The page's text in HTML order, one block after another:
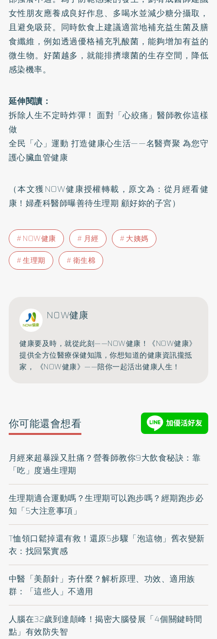
女性朋友應養成良好作息、多喝水並減少糖分攝取，
且避免吸菸。同時飲食上建議適當地補充益生菌及膳
食纖維，例如透過優格補充乳酸菌，能夠增加有益的
微生物。好菌越多，就能排擠壞菌的生存空間，降低
感染機率。
延伸閱讀：
拆除人生不定時炸彈！ 面對「心絞痛」醫師教你這樣
做
全民「心」運動 打造健康心生活——名醫齊聚 為您守
護心臟血管健康
（本文獲NOW健康授權轉載，原文為： 從月經看健
康！婦產科醫師曝善待生理期 顧好妳的子宮）
NOW健康 月經
大姨媽
生理期
衛生棉
NOW健康
健康要及時，就從此刻——NOW健康！《NOW健康》
提供全方位醫療保健知識，你想知道的健康資訊攏抵
家， 《NOW健康》——陪你一起活出健康人生！
你可能還會想看
月經來超暴躁又肚痛？營養師教你9大飲食秘訣：靠
「吃」度過生理期
生理期適合運動嗎？生理期可以跑步嗎？經期跑步必
知「5大注意事項」
T恤領口鬆掉還有救！還原5步驟「泡這物」舊衣變新
衣：找回緊實感
中醫「美顏針」夯什麼？解析原理、功效、適用族
群：「這些人」不適用
人腦在32歲到達顛峰！揭密大腦發展「4個關鍵時間
點」有效防失智